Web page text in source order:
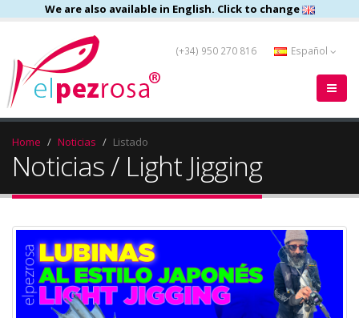
We are also available in English. Click to change
(+34) 950 270 816 Español
Home Noticias Listado
Noticias / Light Jigging